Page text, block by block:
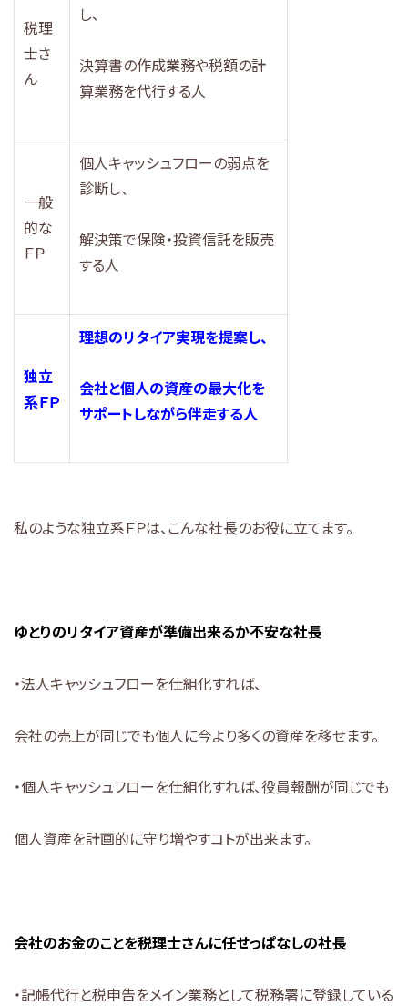
税理
士さ
ん
し、
決算書の作成業務や税額の計
算業務を代行する人
一般
的な
ＦＰ
個人キャッシュフローの弱点を
診断し、
解決策で保険・投資信託を販売
する人
独立
系ＦＰ
理想のリタイア実現を提案し、
会社と個人の資産の最大化を
サポートしながら伴走する人
私のような独立系ＦＰは、こんな社長のお役に立てます。
ゆとりのリタイア資産が準備出来るか不安な社長
・法人キャッシュフローを仕組化すれば、
会社の売上が同じでも個人に今より多くの資産を移せます。
・個人キャッシュフローを仕組化すれば、役員報酬が同じでも
個人資産を計画的に守り増やすコトが出来ます。
会社のお金のことを税理士さんに任せっぱなしの社長
・記帳代行と税申告をメイン業務として税務署に登録している